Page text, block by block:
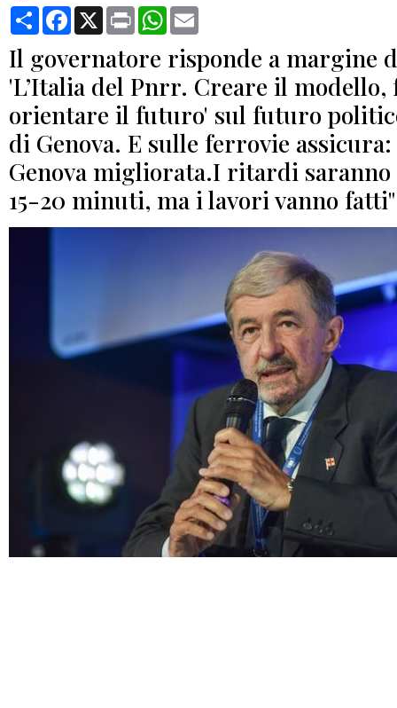
CondividiFacebook
X Print WhatsApp
Il governatore risponde a margine
'L’Italia del Pnrr. Creare il modello,
orientare il futuro' sul futuro
di Genova. E sulle ferrovie
Genova migliorata.I ritardi saranno
15-20 minuti, ma i lavori vanno fatti"